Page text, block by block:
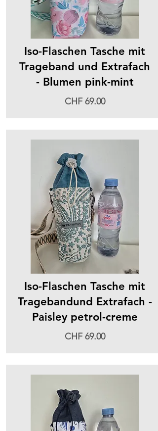
Iso-Flaschen Tasche mit
Trageband und Extrafach
- Blumen pink-mint
CHF 69.00
Iso-Flaschen Tasche mit
Tragebandund Extrafach -
Paisley petrol-creme
CHF 69.00